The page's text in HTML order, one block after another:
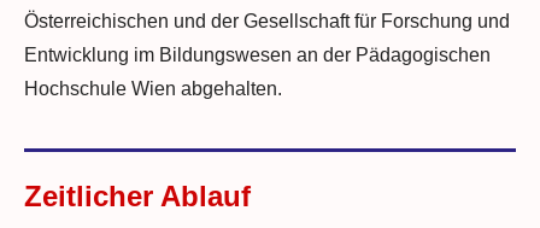
Österreichischen und der Gesellschaft für Forschung und
Entwicklung im Bildungswesen an der Pädagogischen
Hochschule Wien abgehalten.
Zeitlicher Ablauf